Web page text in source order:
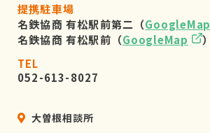
提携駐車場
名鉄協商 有松駅前第二（GoogleMap
名鉄協商 有松駅前（GoogleMap
）
TEL
052-613-8027
大曽根相談所